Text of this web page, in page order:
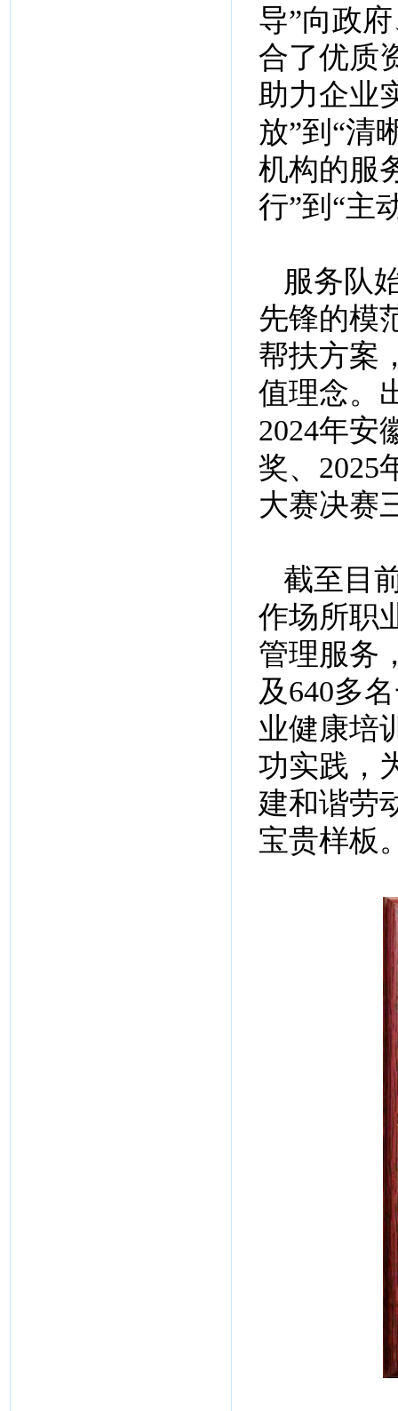
导”向政
合了优质
助力企业
放”到“清
机构的服
行”到“主
服务队
先锋的模
帮扶方案
值理念。
2024年安
奖、2025
大赛决赛
截至目
作场所职
管理服务
及640多
业健康培
功实践，
建和谐劳
宝贵样板